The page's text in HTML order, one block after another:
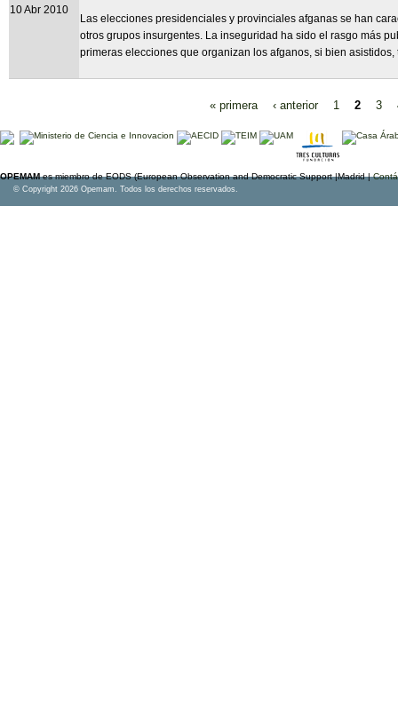
10 Abr 2010
Las elecciones presidenciales y provinciales afganas se han
otros grupos insurgentes. La inseguridad ha sido el rasgo más
primeras elecciones que organizan los afganos, si bien
« primera ‹ anterior 1 2 3
OPEMAMes miembro de EODS (European Observation and Democratic Support |Madrid |
© Copyright 2026 Opemam. Todos los derechos reservados.